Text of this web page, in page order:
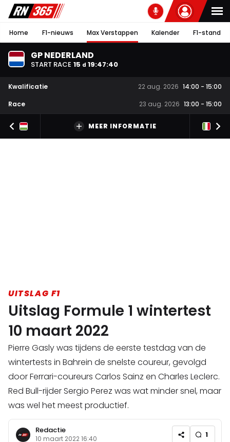
Home F1-nieuws Max Verstappen Kalender F1-stand
GP NEDERLAND
START RACE 15 d 19:47:40
Kwalificatie 22 aug. 2026 14:00 - 15:00
Race
23 aug. 2026 13:00 - 15:00
MEER INFORMATIE
UITSLAG F1
Uitslag Formule 1 wintertest
10 maart 2022
Pierre Gasly was tijdens de eerste testdag van de
wintertests in Bahrein de snelste coureur, gevolgd
door Ferrari-coureurs Carlos Sainz en Charles Leclerc.
Red Bull-rijder Sergio Perez was wat minder snel, maar
was wel het meest productief.
Redactie
10 maart 2022 16:40 1